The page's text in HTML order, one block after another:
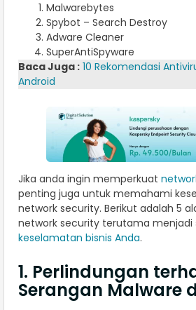
Malwarebytes
Spybot – Search Destroy
Adware Cleaner
SuperAntiSpyware
Baca Juga : 10 Rekomendasi
Android
Jika anda ingin memperkuat
penting juga untuk memahami
network security. Berikut adalah 5
network security terutama menjadi
keselamatan bisnis Anda.
1. Perlindungan
Serangan Malware